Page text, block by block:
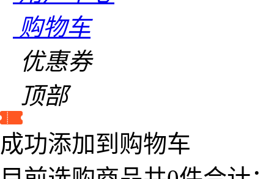
购物车
优惠券
顶部
成功添加到购物车